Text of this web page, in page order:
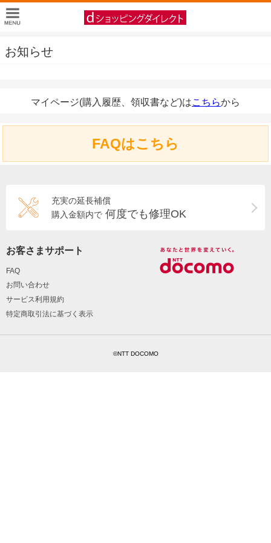
お知らせ
マイページ(購入履歴、領収書など)はこちらから
FAQはこちら
充実の延長補償
購入金額内で 何度でも修理OK
お客さまサポート
FAQ
お問い合わせ
サービス利用規約
特定商取引法に基づく表示
©NTT DOCOMO